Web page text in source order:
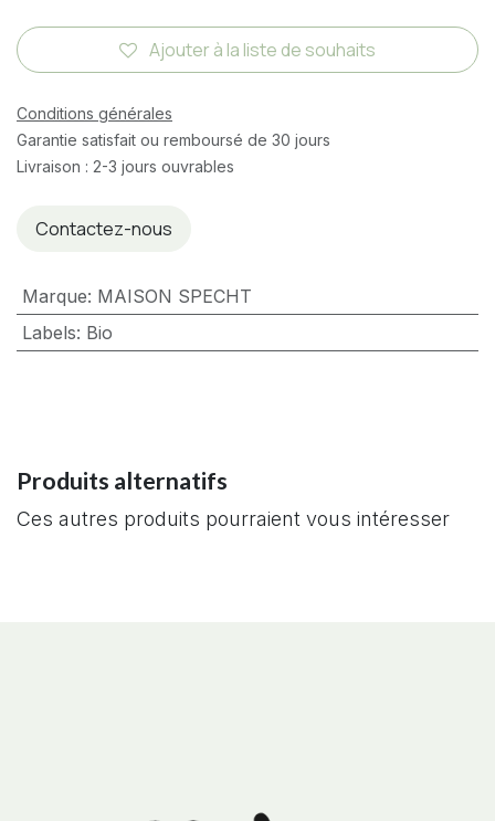
Ajouter à la liste de souhaits
Conditions générales
Garantie satisfait ou remboursé de 30 jours
Livraison : 2-3 jours ouvrables
Contactez-nous
Marque: MAISON SPECHT
Labels: Bio
Produits alternatifs
Ces autres produits pourraient vous intéresser